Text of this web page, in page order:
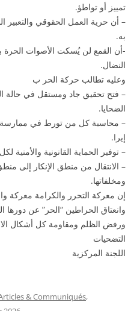
تمييز أو تواطؤ.
– أن حرية العمل الحقوقي
به.
-أن القمع لن يُسكت الأصوات
النضال.
وعليه تطالب حركة الحر ب
– فتح تحقيق جاد ومستقل في حالة
الضحايا.
– محاسبة كل من تورط في ممارسة
إيرا.
– توفير الحماية القانونية
– الانتقال من منطق الإنكار إلى
ومخلفاتها.
إن معركة التحرر والكرامة معركة
وانعتاق الحراطين “الحر” عن دورها
ورفض الظلم ومقاومة كل أشكال
التضحيات
اللجنة المركزية
& Communiqués,